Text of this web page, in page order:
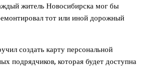
житель Новосибирска мог бы
тот или иной дорожный